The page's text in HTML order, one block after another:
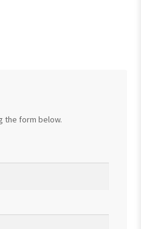
the form below.